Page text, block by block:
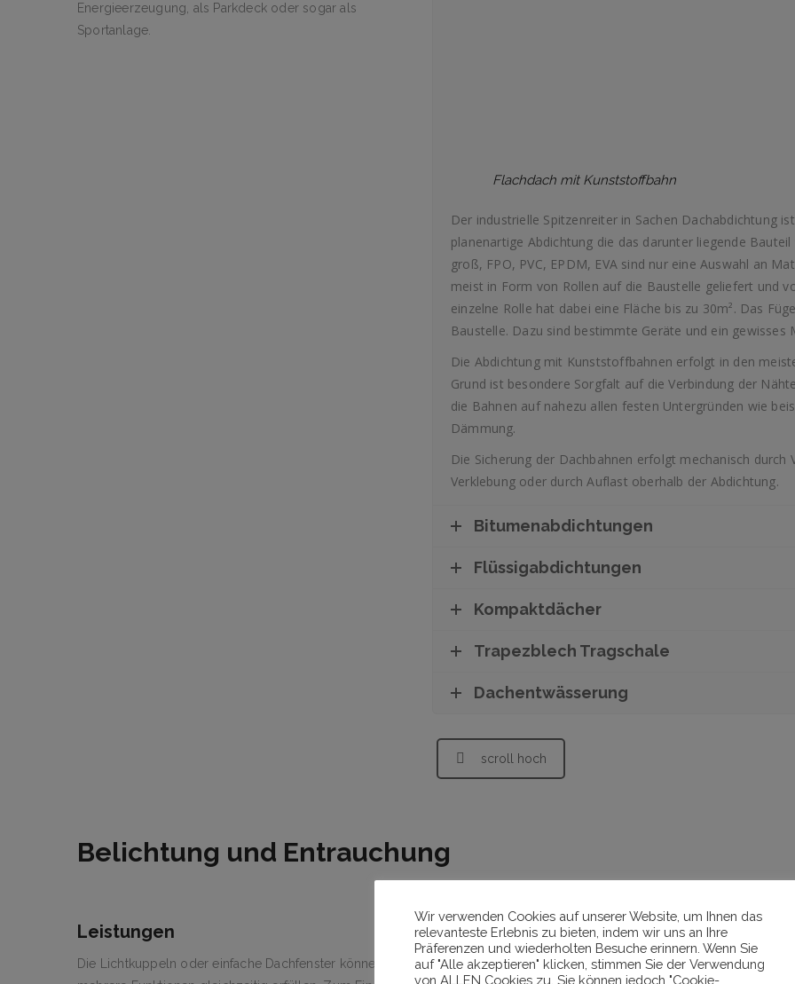
Energieerzeugung, als Parkdeck oder sogar als
Sportanlage.
Flachdach mit Kunststoffbahn
Der industrielle Spitzenreiter in Sachen Dachabdichtung
planenartige Abdichtung die das darunter liegende
groß, FPO, PVC, EPDM, EVA sind nur eine Auswahl an
meist in Form von Rollen auf die Baustelle geliefert und
einzelne Rolle hat dabei eine Fläche bis zu 30m². Das
Baustelle. Dazu sind bestimmte Geräte und ein gewisses
Die Abdichtung mit Kunststoffbahnen erfolgt in den
Grund ist besondere Sorgfalt auf die Verbindung der
die Bahnen auf nahezu allen festen Untergründen wie
Dämmung.
Die Sicherung der Dachbahnen erfolgt mechanisch
Verklebung oder durch Auflast oberhalb der Abdichtung.
Bitumenabdichtungen
Flüssigabdichtungen
Kompaktdächer
Trapezblech Tragschale
Dachentwässerung
scroll hoch
Belichtung und Entrauchung
Leistungen
Die Lichtkuppeln oder einfache Dachfenster können
Dachfenster
Wir verwenden Cookies auf unserer Website, um Ihnen das
relevanteste Erlebnis zu bieten, indem wir uns an Ihre
Präferenzen und wiederholten Besuche erinnern. Wenn Sie
auf "Alle akzeptieren" klicken, stimmen Sie der Verwendung
von ALLEN Cookies zu. Sie können jedoch "Cookie-